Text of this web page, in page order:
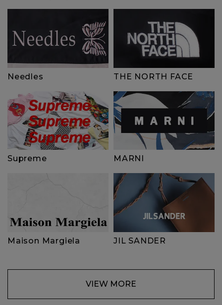
Needles THE NORTH FACE
Supreme MARNI
Maison Margiela JIL SANDER
VIEW MORE